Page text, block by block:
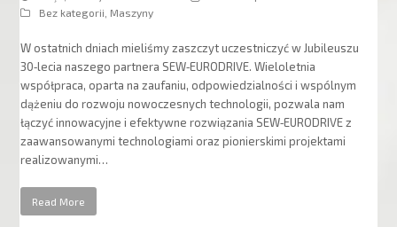
Bez kategorii Maszyny
W ostatnich dniach mieliśmy zaszczyt uczestniczyć w Jubileuszu
30‑lecia naszego partnera SEW‑EURODRIVE. Wieloletnia
współpraca, oparta na zaufaniu, odpowiedzialności i wspólnym
dążeniu do rozwoju nowoczesnych technologii, pozwala nam
łączyć innowacyjne i efektywne rozwiązania SEW‑EURODRIVE z
zaawansowanymi technologiami oraz pionierskimi projektami
realizowanymi…
Read More